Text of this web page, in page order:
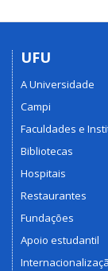
UFU
A Universidade
Campi
Faculdades e
Bibliotecas
Hospitais
Restaurantes
Fundações
Apoio estudantil